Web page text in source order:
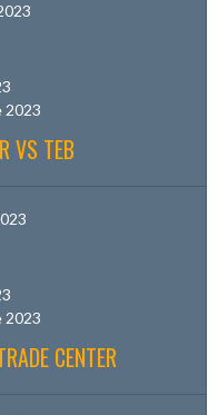
2023
VS TEB
2023
CENTER